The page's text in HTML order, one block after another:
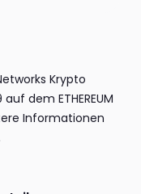
Krypto
dem ETHEREUM
Informationen